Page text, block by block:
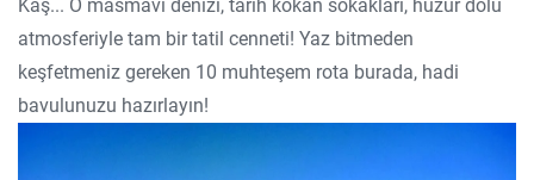
Kaş... O masmavi denizi, tarih kokan sokakları, huzur dolu
atmosferiyle tam bir tatil cenneti! Yaz bitmeden
keşfetmeniz gereken 10 muhteşem rota burada, hadi
bavulunuzu hazırlayın!